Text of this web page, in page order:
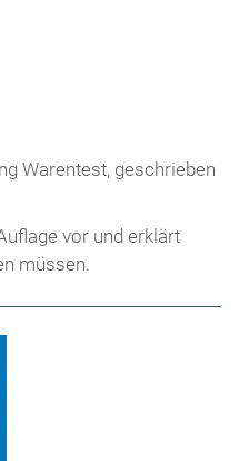
vor und erklärt
müssen.